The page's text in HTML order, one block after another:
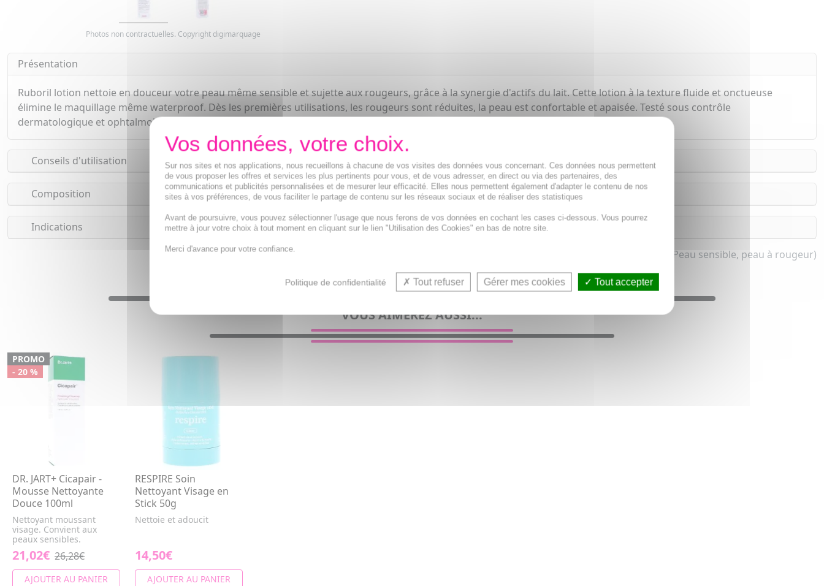
Photos non contractuelles. Copyright digimarquage
Présentation
Ruboril lotion nettoie en douceur votre peau même sensible et sujette aux rougeurs, grâce à la synergie d'actifs du lait. Cette lotion à la texture fluide et onctueuse
élimine le maquillage même waterproof. Dès les premières utilisations, les rougeurs sont réduites, la peau est confortable et apaisée. Testé sous contrôle
dermatologique et ophtalmologique, la lotion RUBORIL, non parfumée, possède un fini non gras et non collant.
Conseils d'utilisation
Composition
Indications
Fluide nettoyant demaquillant pour homme et femme (Peau sensible, peau à rougeur)
VOUS AIMEREZ AUSSI...
PROMO
- 20 %
DR. JART+ Cicapair -
Mousse Nettoyante
Douce 100ml
Nettoyant moussant
visage. Convient aux
peaux sensibles.
21,02€ 26,28€
AJOUTER AU PANIER
RESPIRE Soin
Nettoyant Visage en
Stick 50g
Nettoie et adoucit
14,50€
AJOUTER AU PANIER
Sur nos sites et nos applications, nous recueillons à chacune de vos visites des données vous concernant. Ces données nous permettent
de vous proposer les offres et services les plus pertinents pour vous, et de vous adresser, en direct ou via des partenaires, des
communications et publicités personnalisées et de mesurer leur efficacité. Elles nous permettent également d'adapter le contenu de nos
sites à vos préférences, de vous faciliter le partage de contenu sur les réseaux sociaux et de réaliser des statistiques
Avant de poursuivre, vous pouvez sélectionner l'usage que nous ferons de vos données en cochant les cases ci-dessous. Vous pourrez
mettre à jour votre choix à tout moment en cliquant sur le lien "Utilisation des Cookies" en bas de notre site.
Merci d'avance pour votre confiance.
Politique de confidentialité Tout refuser Gérer mes cookies Tout accepter